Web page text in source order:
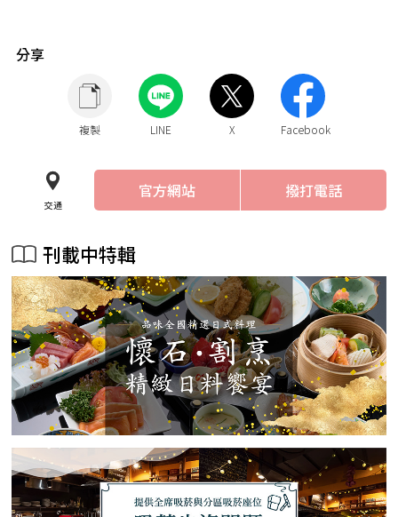
分享
複製 LINE X Facebook
交通
官方網站 撥打電話
刊載中特輯